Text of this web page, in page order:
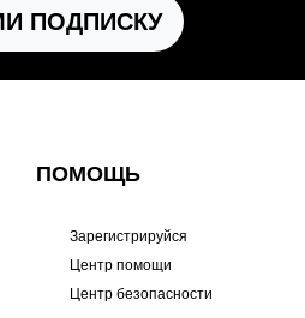
ПОДПИСКУ
ПОМОЩЬ
Зарегистрируйся
Центр помощи
Центр безопасности